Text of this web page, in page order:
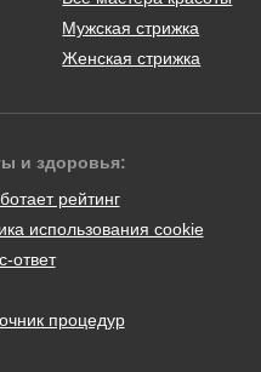
Мужская стрижка
Женская стрижка
и здоровья:
рейтинг
использования cookie
ответ
процедур